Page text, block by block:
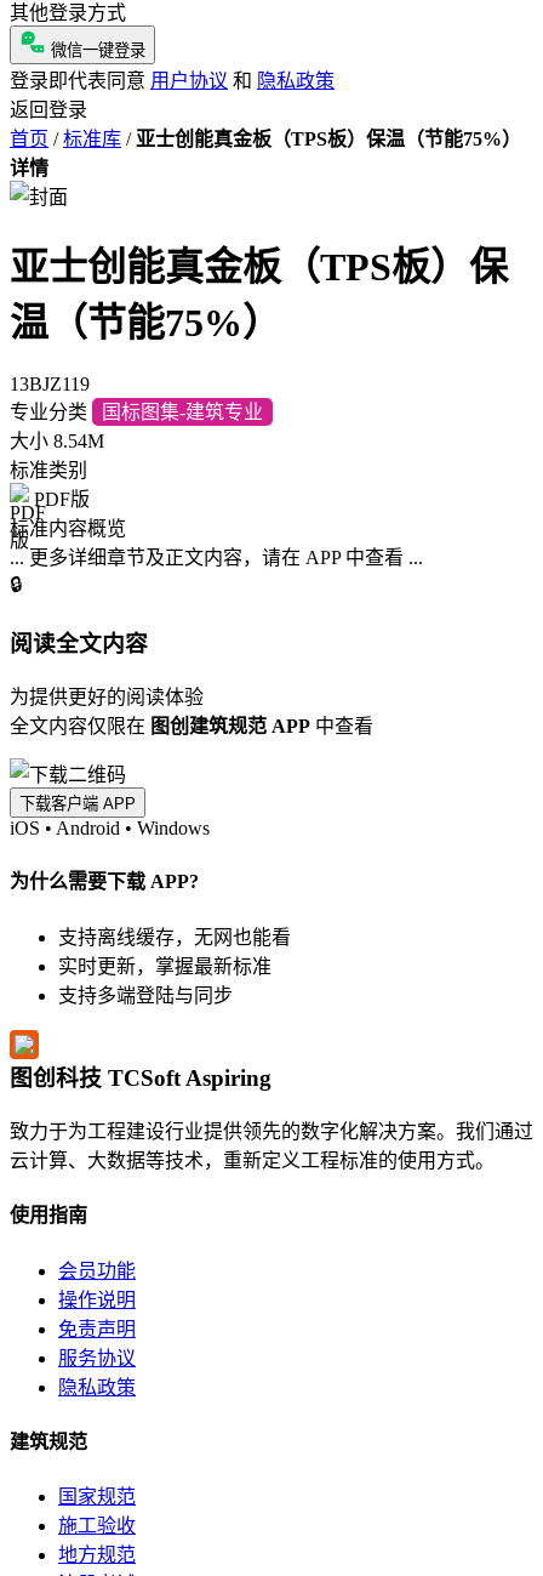
其他登录方式
微信一键登录
登录即代表同意 用户协议 和 隐私政策
返回登录
首页 / 标准库 / 亚士创能真金板（TPS板）保温（节能75%）
详情
亚士创能真金板（TPS板）保
温（节能75%）
13BJZ119
专业分类
国标图集-建筑专业
大小 8.54M
标准类别
PDF版
标准内容概览
... 更多详细章节及正文内容，请在 APP 中查看 ...
🔒
阅读全文内容
为提供更好的阅读体验
全文内容仅限在 图创建筑规范 APP 中查看
下载客户端 APP
iOS • Android • Windows
为什么需要下载 APP?
支持离线缓存，无网也能看
实时更新，掌握最新标准
支持多端登陆与同步
图创科技 TCSoft Aspiring
致力于为工程建设行业提供领先的数字化解决方案。我们通过
云计算、大数据等技术，重新定义工程标准的使用方式。
使用指南
会员功能
操作说明
免责声明
服务协议
隐私政策
建筑规范
国家规范
施工验收
地方规范